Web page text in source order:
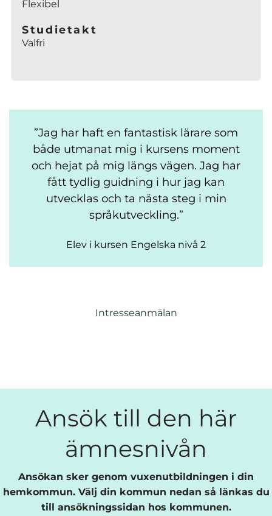
Flexibel
Studietakt
Valfri
Jag har haft en fantastisk lärare som
både utmanat mig i kursens moment
och hejat på mig längs vägen. Jag har
fått tydlig guidning i hur jag kan
utvecklas och ta nästa steg i min
språkutveckling.
Elev i kursen Engelska nivå 2
Intresseanmälan
Ansök till den här
ämnesnivån
Ansökan sker genom vuxenutbildningen i din
hemkommun. Välj din kommun nedan så länkas du
till ansökningssidan hos kommunen.